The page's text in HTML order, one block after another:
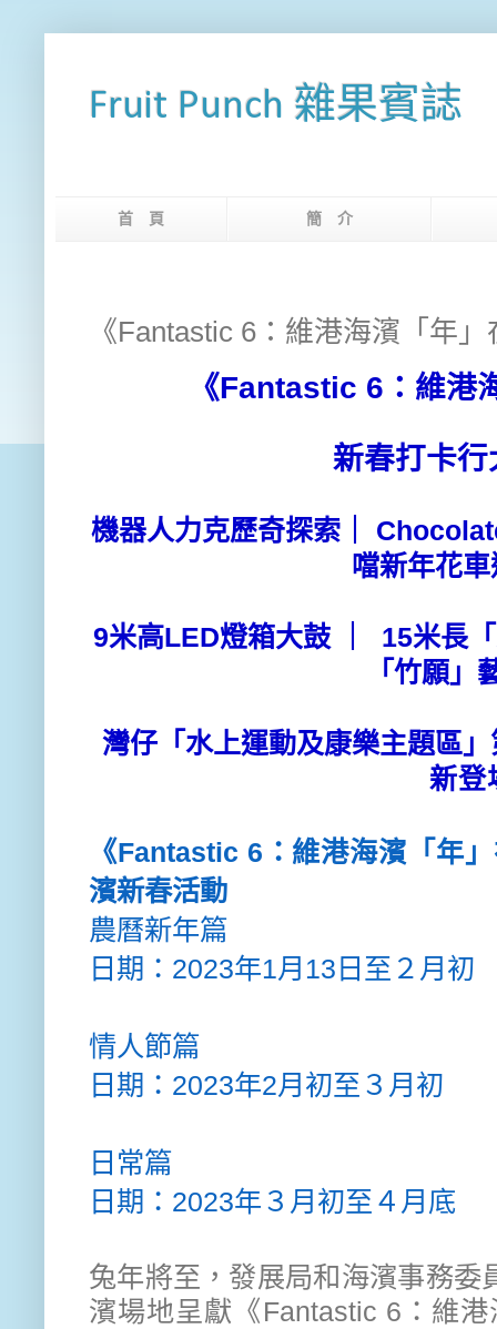
Fruit Punch 雜果賓誌
首 頁 簡 介
《Fantastic 6：維港海濱「年
《Fantastic 6：維港
新春打卡
機器人力克歷奇探索｜
噹新年花
9米高LED燈箱大鼓 ｜ 15米長 「
「竹願」
灣仔「水上運動及康樂主題區」
新
《Fantastic 6 ： 維港海濱「年
濱新春活動
農曆新年篇
日期： 2023年1月13日至２ 月初
情人節篇
日期： 2023年2月 初至３月 初
日常篇
日期： 2023年３月 初至４月底
兔年將至，發展局和海濱事務委
濱場地呈獻《Fantastic 6：維